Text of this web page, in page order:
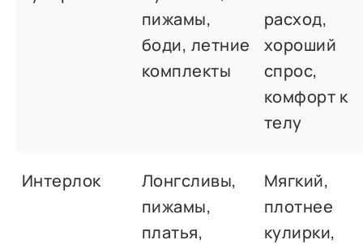
пижамы,
боди, летние
комплекты
расход,
хороший
спрос,
комфорт к
телу
Интерлок
Лонгсливы,
пижамы,
платья,
Мягкий,
плотнее
кулирки,